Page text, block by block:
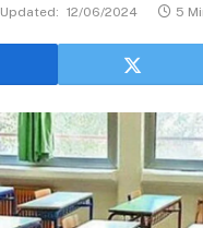
Updated: 12/06/2024 5